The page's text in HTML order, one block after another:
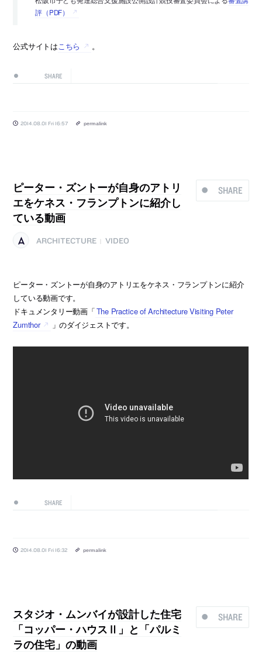
評（PDF）
公式サイトは こちら 。
SHARE
2014.08.01 Fri 16:57 permalink
SHARE
ピーター・ズントーが自身のアトリ
エをケネス・フランプトンに紹介し
ている動画
ARCHITECTURE VIDEO
ピーター・ズントーが自身のアトリエをケネス・フランプトンに紹介
している動画です。
ドキュメンタリー動画「The Practice of Architecture Visiting Peter
Zumthor
」のダイジェストです。
SHARE
2014.08.01 Fri 16:32 permalink
SHARE
スタジオ・ムンバイが設計した住宅
「コッパー・ハウスⅡ」と「パルミ
ラの住宅」の動画